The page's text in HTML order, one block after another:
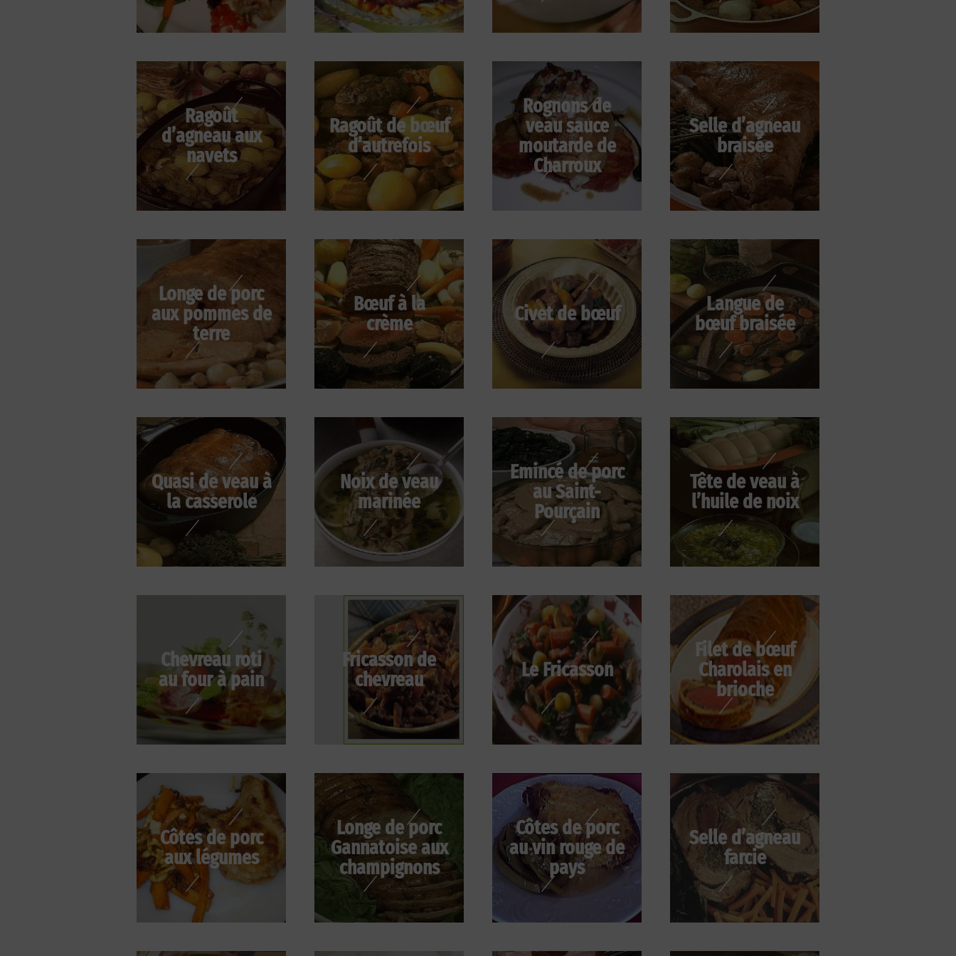
Ragoût
d’agneau aux
navets
Ragoût de bœuf
d’autrefois
Rognons de
veau sauce
moutarde de
Charroux
Selle d’agneau
braisée
Longe de porc
aux pommes de
terre
Bœuf à la
crème
Civet de bœuf
Langue de
bœuf braisée
Quasi de veau à
la casserole
Noix de veau
marinée
Emincé de porc
au Saint-
Pourçain
Tête de veau à
l’huile de noix
Chevreau roti
au four à pain
Fricasson de
chevreau
Le Fricasson
Filet de bœuf
Charolais en
brioche
Côtes de porc
aux légumes
Longe de porc
Gannatoise aux
champignons
Côtes de porc
au vin rouge de
pays
Selle d’agneau
farcie